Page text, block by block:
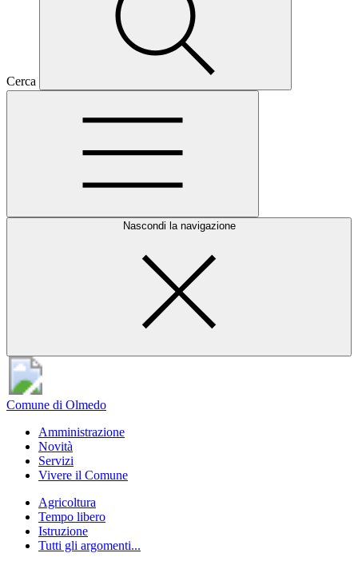
Cerca
Nascondi la navigazione
Comune di Olmedo
Amministrazione
Novità
Servizi
Vivere il Comune
Agricoltura
Tempo libero
Istruzione
Tutti gli argomenti...